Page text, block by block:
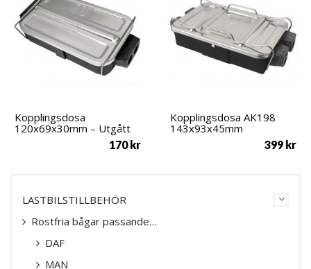
Kopplingsdosa
120x69x30mm – Utgått
170kr
Kopplingsdosa AK198
143x93x45mm
399 kr
LASTBILSTILLBEHÖR
Rostfria bågar passande…
DAF
MAN